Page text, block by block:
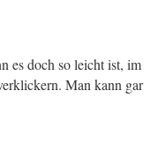
es doch so leicht ist, im
Man kann gar